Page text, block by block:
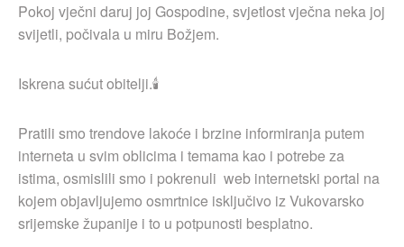
Pokoj vječni daruj joj Gospodine, svjetlost vječna neka joj
svijetli, počivala u miru Božjem.
Iskrena sućut obitelji.🕯
Pratili smo trendove lakoće i brzine informiranja putem
interneta u svim oblicima i temama kao i potrebe za
istima, osmislili smo i pokrenuli web internetski portal na
kojem objavljujemo osmrtnice isključivo iz Vukovarsko
srijemske županije i to u potpunosti besplatno.